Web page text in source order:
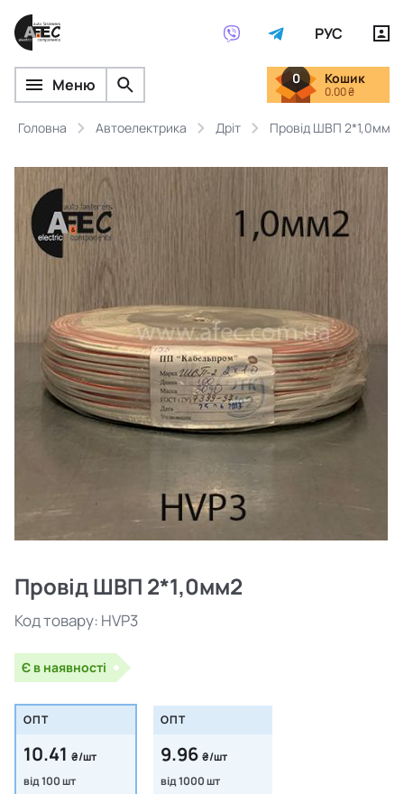
РУС
Меню 0 Кошик
0.00 ₴
Головна Автоелектрика Дріт Провід ШВП 2*1,0мм2
Провід ШВП 2*1,0мм2
Код товару: HVP3
Є в наявності
ОПТ
10.41 ₴/шт
від 100 шт
ОПТ
9.96 ₴/шт
від 1000 шт